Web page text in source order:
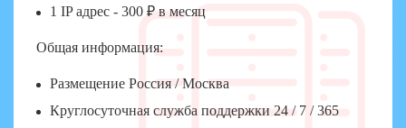
1 IP адрес - 300 ₽ в месяц
Общая информация:
Размещение Россия / Москва
Круглосуточная служба поддержки 24 / 7 / 365